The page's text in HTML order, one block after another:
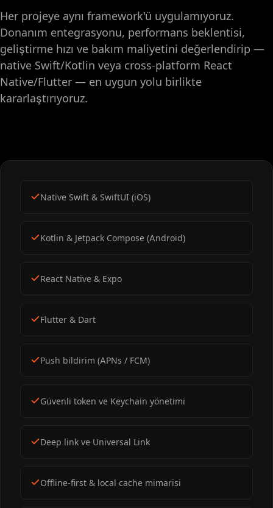
Her projeye aynı framework'ü uygulamıyoruz.
Donanım entegrasyonu, performans beklentisi,
geliştirme hızı ve bakım maliyetini değerlendirip —
native Swift/Kotlin veya cross-platform React
Native/Flutter — en uygun yolu birlikte
kararlaştırıyoruz.
Native Swift & SwiftUI (iOS)
Kotlin & Jetpack Compose (Android)
React Native & Expo
Flutter & Dart
Push bildirim (APNs / FCM)
Güvenli token ve Keychain yönetimi
Deep link ve Universal Link
Offline-first & local cache mimarisi